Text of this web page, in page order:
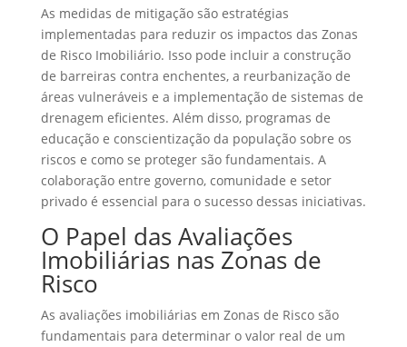
As medidas de mitigação são estratégias
implementadas para reduzir os impactos das Zonas
de Risco Imobiliário. Isso pode incluir a construção
de barreiras contra enchentes, a reurbanização de
áreas vulneráveis e a implementação de sistemas de
drenagem eficientes. Além disso, programas de
educação e conscientização da população sobre os
riscos e como se proteger são fundamentais. A
colaboração entre governo, comunidade e setor
privado é essencial para o sucesso dessas iniciativas.
O Papel das Avaliações
Imobiliárias nas Zonas de
Risco
As avaliações imobiliárias em Zonas de Risco são
fundamentais para determinar o valor real de um